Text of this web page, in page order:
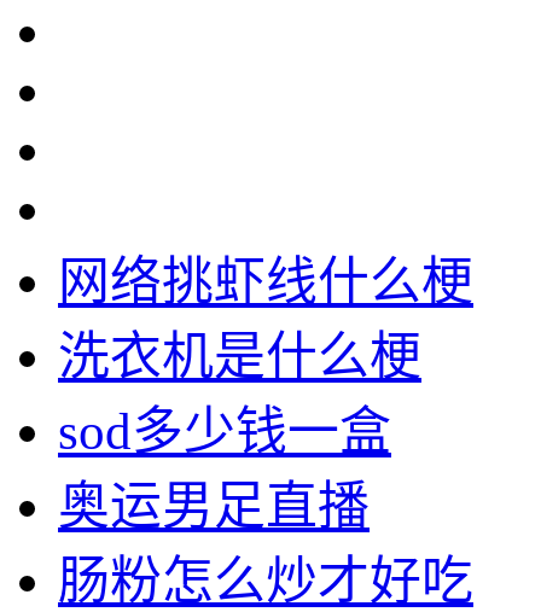
网络挑虾线什么梗
洗衣机是什么梗
sod多少钱一盒
奥运男足直播
肠粉怎么炒才好吃